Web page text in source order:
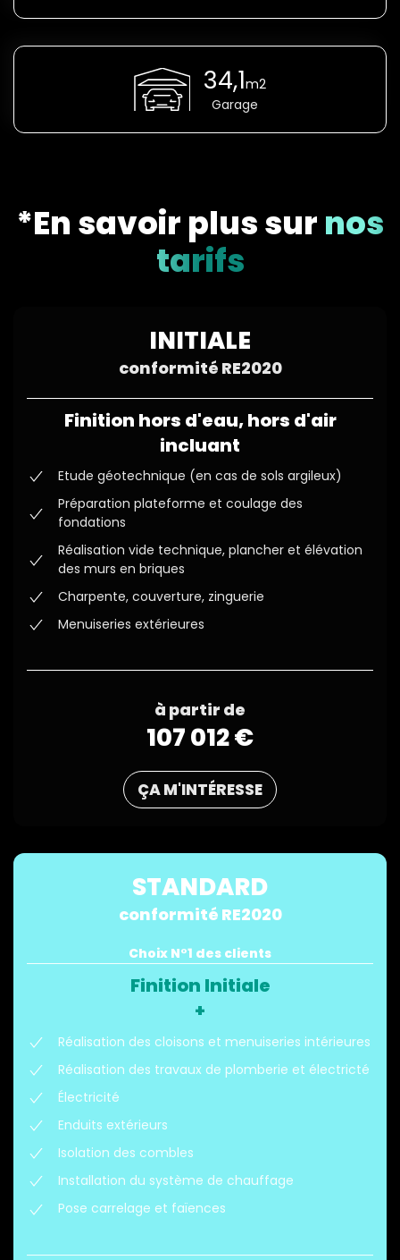
34,1m2
Garage
*En savoir plus sur nos
tarifs
INITIALE
conformité RE2020
Finition hors d'eau, hors d'air
incluant
Etude géotechnique (en cas de sols argileux)
Préparation plateforme et coulage des
fondations
Réalisation vide technique, plancher et élévation
des murs en briques
Charpente, couverture, zinguerie
Menuiseries extérieures
à partir de
107 012 €
ÇA M'INTÉRESSE
STANDARD
conformité RE2020
Choix N°1 des clients
Finition Initiale
+
Réalisation des cloisons et menuiseries intérieures
Réalisation des travaux de plomberie et électricté
Électricité
Enduits extérieurs
Isolation des combles
Installation du système de chauffage
Pose carrelage et faïences